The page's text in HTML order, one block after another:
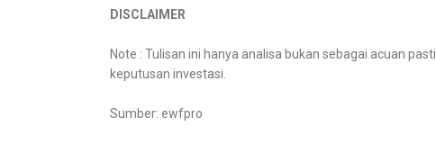
DISCLAIMER
Note : Tulisan ini hanya analisa bukan sebagai acuan
keputusan investasi.
Sumber: ewfpro